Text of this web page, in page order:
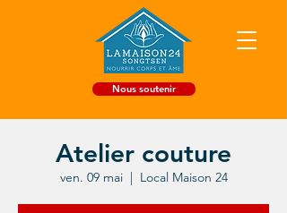
Nous soutenir
Atelier couture
ven. 09 mai
  |
Local Maison 24